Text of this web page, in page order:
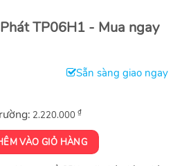
TP06H1 - Mua ngay
Sẵn sàng giao ngay
2.220.000 ₫
VÀO GIỎ HÀNG